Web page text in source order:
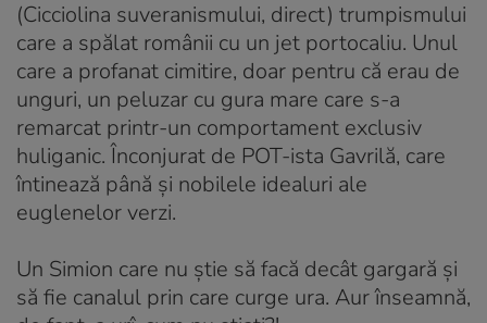
(Cicciolina suveranismului, direct) trumpismului
care a spălat românii cu un jet portocaliu. Unul
care a profanat cimitire, doar pentru că erau de
unguri, un peluzar cu gura mare care s-a
remarcat printr-un comportament exclusiv
huliganic. Înconjurat de POT-ista Gavrilă, care
întinează până și nobilele idealuri ale
euglenelor verzi.
Un Simion care nu știe să facă decât gargară și
să fie canalul prin care curge ura. Aur înseamnă,